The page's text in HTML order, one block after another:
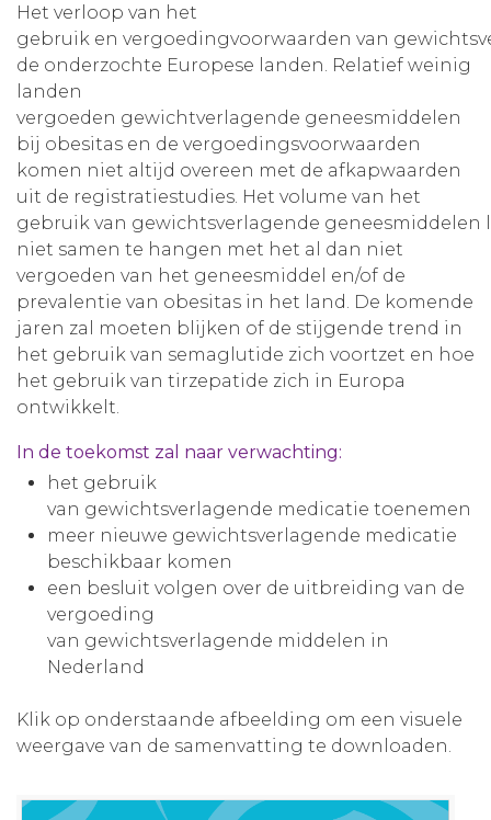
Het verloop van het
gebruik en vergoedingvoorwaarden van
de onderzochte Europese landen. Relatief weinig
landen
vergoeden gewichtverlagende geneesmiddelen
bij obesitas en de vergoedingsvoorwaarden
komen niet altijd overeen met de afkapwaarden
uit de registratiestudies. Het volume van het
gebruik van gewichtsverlagende geneesmiddelen
niet samen te hangen met het al dan niet
vergoeden van het geneesmiddel en/of de
prevalentie van obesitas in het land. De komende
jaren zal moeten blijken of de stijgende trend in
het gebruik van semaglutide zich voortzet en hoe
het gebruik van tirzepatide zich in Europa
ontwikkelt.
In de toekomst zal naar verwachting:
het gebruik
van gewichtsverlagende medicatie toenemen
meer nieuwe gewichtsverlagende medicatie
beschikbaar komen
een besluit volgen over de uitbreiding van de
vergoeding
van gewichtsverlagende middelen in
Nederland
Klik op onderstaande afbeelding om een visuele
weergave van de samenvatting te downloaden.